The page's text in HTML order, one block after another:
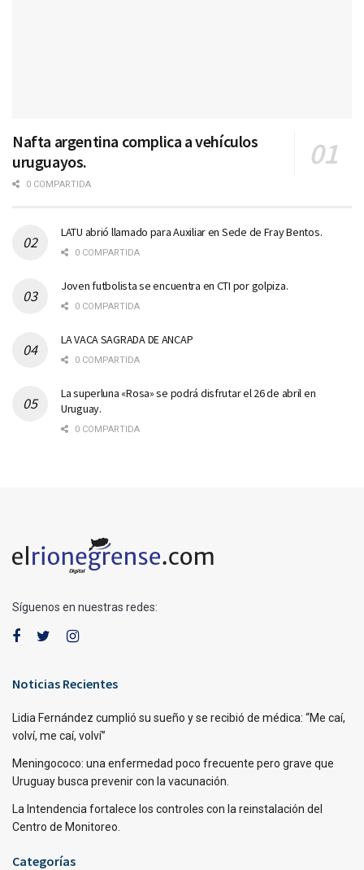
Nafta argentina complica a vehículos
uruguayos.
0 COMPARTIDA
LATU abrió llamado para Auxiliar en Sede de Fray Bentos.
0 COMPARTIDA
Joven futbolista se encuentra en CTI por golpiza.
0 COMPARTIDA
LA VACA SAGRADA DE ANCAP
0 COMPARTIDA
La superluna «Rosa» se podrá disfrutar el 26 de abril en
Uruguay.
0 COMPARTIDA
Síguenos en nuestras redes:
Noticias Recientes
Lidia Fernández cumplió su sueño y se recibió de médica: “Me caí,
volví, me caí, volví”
Meningococo: una enfermedad poco frecuente pero grave que
Uruguay busca prevenir con la vacunación.
La Intendencia fortalece los controles con la reinstalación del
Centro de Monitoreo.
Categorías